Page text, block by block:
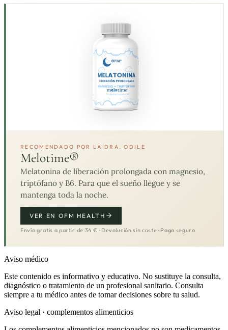
RECOMENDADO POR LA DRA. ODILE
Melotime®
Melatonina de liberación prolongada con magnesio,
triptófano y B6. Para que el sueño llegue y se
mantenga toda la noche.
VER EN OFM HEALTH
Envío gratis a partir de 34 € · Devolución sin coste · Pago seguro
Aviso médico
Este contenido es informativo y educativo. No sustituye la consulta,
diagnóstico o tratamiento de un profesional sanitario. Consulta
siempre a tu médico antes de tomar decisiones sobre tu salud.
Aviso legal · complementos alimenticios